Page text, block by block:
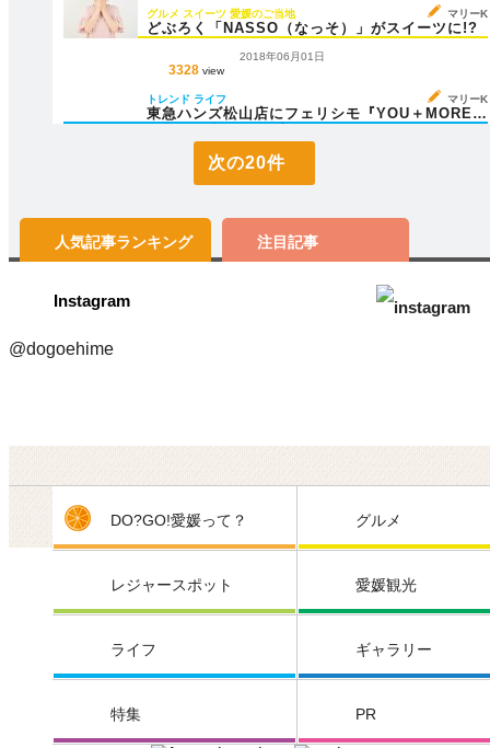
どぶろく「NASSO（なっそ）」がスイーツに!?
グルメ スイーツ 愛媛のご当地 マリーK
3328 view
2018年06月01日
東急ハンズ松山店にフェリシモ『YOU＋MORE！
トレンド ライフ マリーK
次の20件
人気記事ランキング 注目記事
Instagram
@dogoehime
DO?GO!愛媛って？ グルメ
レジャースポット 愛媛観光
ライフ ギャラリー
特集 PR